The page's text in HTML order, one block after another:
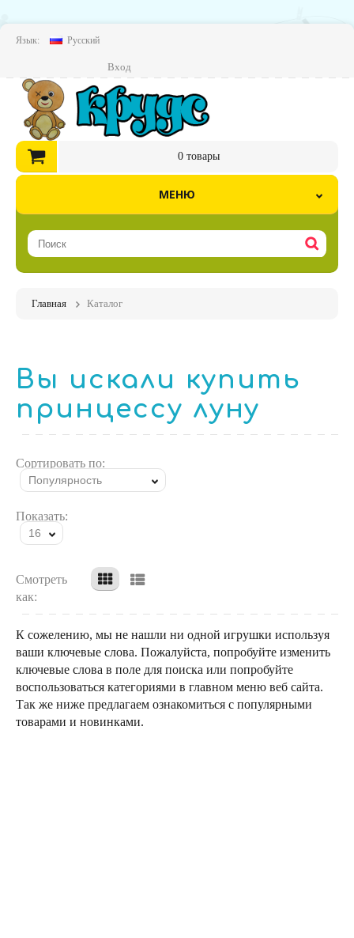
Язык: Русский
Вход
0товары
МЕНЮ
Главная Каталог
Вы искали купить
принцессу луну
Сортировать по:
Популярность
Показать:
16
Смотреть
как:
К сожелению, мы не нашли ни одной игрушки используя
ваши ключевые слова. Пожалуйста, попробуйте изменить
ключевые слова в поле для поиска или попробуйте
воспользоваться категориями в главном меню веб сайта.
Так же ниже предлагаем ознакомиться с популярными
товарами и новинками.